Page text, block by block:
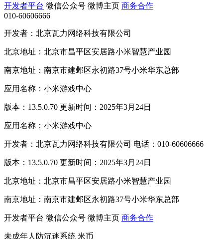
开发者平台 微信公众号 微博主页 商务合作
010-60606666
开发者：北京瓦力网络科技有限公司
北京地址：北京市昌平区安居路小米智慧产业园
南京地址：南京市建邺区永初路37号小米华东总部
应用名称：小米游戏中心
版本：13.5.0.70 更新时间：2025年3月24日
应用名称：小米游戏中心
开发者：北京瓦力网络科技有限公司 电话：010-60606666
版本：13.5.0.70 更新时间：2025年3月24日
北京地址：北京市昌平区安居路小米智慧产业园
南京地址：南京市建邺区永初路37号小米华东总部
开发者平台 微信公众号 微博主页 商务合作
未成年人防沉迷系统 米币